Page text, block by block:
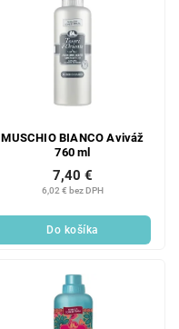
MUSCHIO BIANCO Aviváž
760 ml
6,02 € bez DPH
7,40 €
Do košíka